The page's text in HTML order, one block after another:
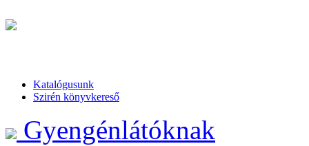
Katalógusunk
Szirén könyvkereső
Gyengénlátóknak